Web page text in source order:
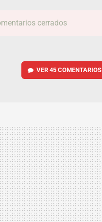
cerrados
VER 45 COMENTARIOS